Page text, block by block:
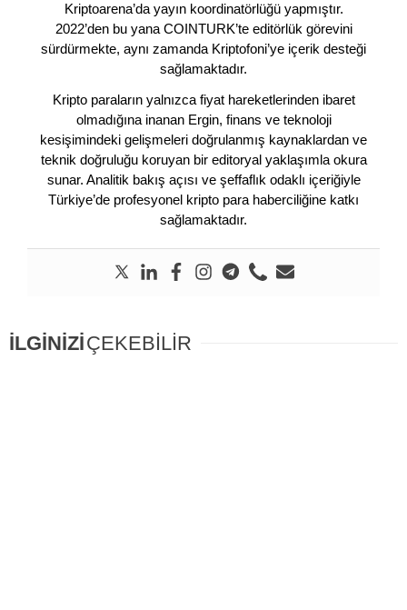
Kriptoarena’da yayın koordinatörlüğü yapmıştır.
2022’den bu yana COINTURK’te editörlük görevini
sürdürmekte, aynı zamanda Kriptofoni’ye içerik desteği
sağlamaktadır.
Kripto paraların yalnızca fiyat hareketlerinden ibaret
olmadığına inanan Ergin, finans ve teknoloji
kesişimindeki gelişmeleri doğrulanmış kaynaklardan ve
teknik doğruluğu koruyan bir editoryal yaklaşımla okura
sunar. Analitik bakış açısı ve şeffaflık odaklı içeriğiyle
Türkiye’de profesyonel kripto para haberciliğine katkı
sağlamaktadır.
İLGİNİZİÇEKEBİLİR